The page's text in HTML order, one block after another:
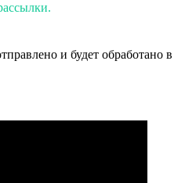
и будет обработано в